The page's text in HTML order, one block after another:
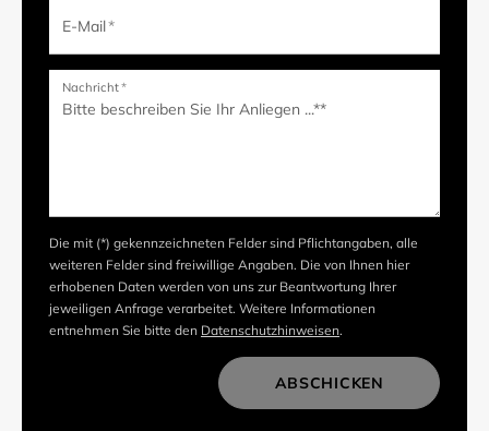
E-Mail*
Nachricht*
Die mit (*) gekennzeichneten Felder sind Pflichtangaben, alle
weiteren Felder sind freiwillige Angaben. Die von Ihnen hier
erhobenen Daten werden von uns zur Beantwortung Ihrer
jeweiligen Anfrage verarbeitet. Weitere Informationen
entnehmen Sie bitte den Datenschutzhinweisen.
ABSCHICKEN